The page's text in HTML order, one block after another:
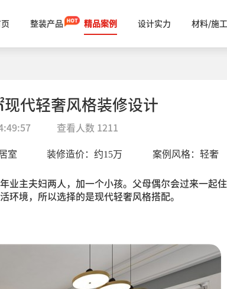
整装产品 精品案例 设计实力 材料/施工
代轻奢风格装修设计
查看人数 1211
室 装修造价：约15万 案例风格： 轻奢
业主夫妇两人，加一个小孩。父母偶尔会过来一起
环境，所以选择的是现代轻奢风格搭配。